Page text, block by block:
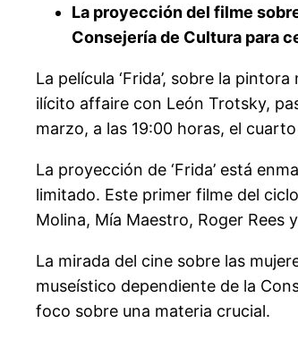
La proyección del filme
Consejería de Cultura para
La película ‘Frida’, sobre la
ilícito affaire con León Trotsky,
marzo, a las 19:00 horas, el
La proyección de ‘Frida’ está
limitado. Este primer filme del
Molina, Mía Maestro, Roger Rees
La mirada del cine sobre las
museístico dependiente de la
foco sobre una materia crucial.